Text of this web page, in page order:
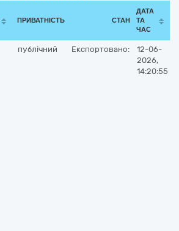
ПРИВАТНІСТЬ СТАН
ДАТА
ТА
ЧАС
публічний Експортовано:
12-06-
2026,
14:20:55